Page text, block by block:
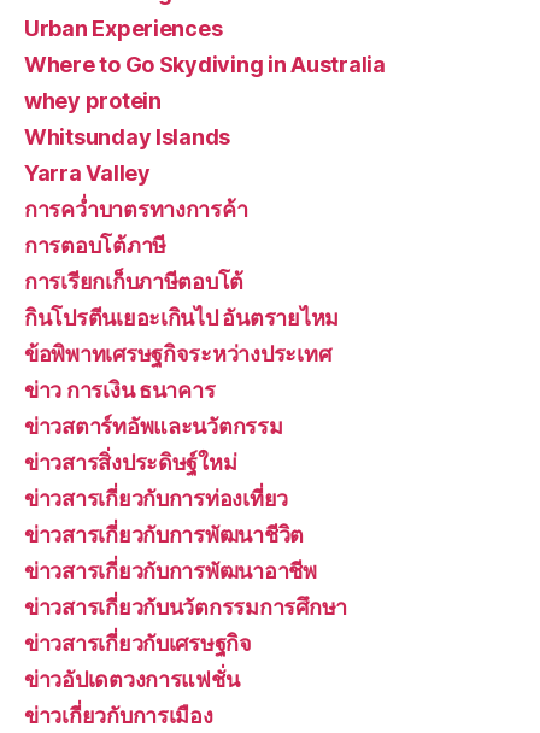
Urban Experiences
Where to Go Skydiving in Australia
whey protein
Whitsunday Islands
Yarra Valley
การคว่ำบาตรทางการค้า
การตอบโต้ภาษี
การเรียกเก็บภาษีตอบโต้
กินโปรตีนเยอะเกินไป อันตรายไหม
ข้อพิพาทเศรษฐกิจระหว่างประเทศ
ข่าว การเงิน ธนาคาร
ข่าวสตาร์ทอัพและนวัตกรรม
ข่าวสารสิ่งประดิษฐ์ใหม่
ข่าวสารเกี่ยวกับการท่องเที่ยว
ข่าวสารเกี่ยวกับการพัฒนาชีวิต
ข่าวสารเกี่ยวกับการพัฒนาอาชีพ
ข่าวสารเกี่ยวกับนวัตกรรมการศึกษา
ข่าวสารเกี่ยวกับเศรษฐกิจ
ข่าวอัปเดตวงการแฟชั่น
ข่าวเกี่ยวกับการเมือง